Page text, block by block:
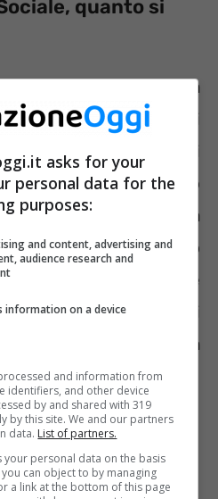
quanto si
è una vera e propria
un’indennità di
alla pensione. Di
non sarà lo stesso
. Secondo la
l’importo
mai essere superiore
alla maturazione dei
pensione di vecchiaia
importo spettante.
asks for your
personal data for the
purposes:
and content, advertising and
audience research and
information on a device
and information from
identifiers, and other device
by and shared with 319
by this site. We and our partners
data. List of partners.
your personal data on the basis
can object to by managing
a link at the bottom of this page